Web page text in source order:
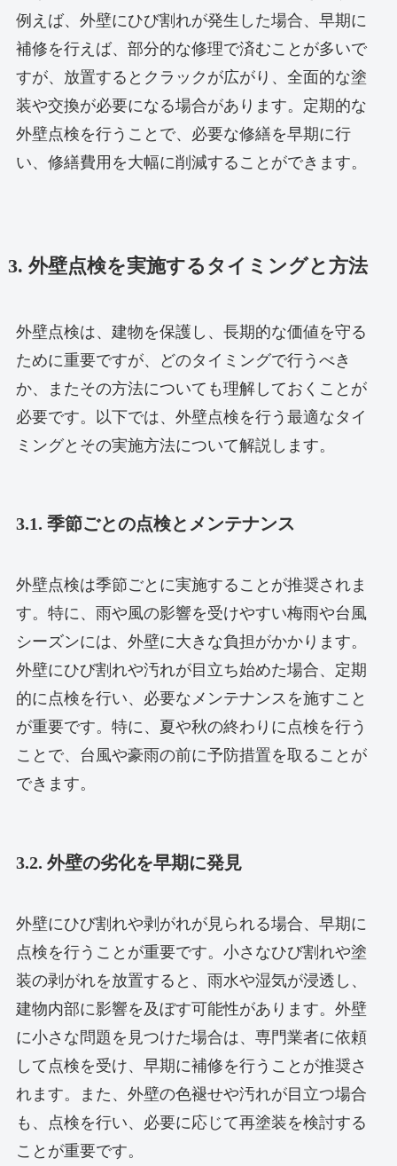
例えば、外壁にひび割れが発生した場合、早期に
補修を行えば、部分的な修理で済むことが多いで
すが、放置するとクラックが広がり、全面的な塗
装や交換が必要になる場合があります。定期的な
外壁点検を行うことで、必要な修繕を早期に行
い、修繕費用を大幅に削減することができます。
3. 外壁点検を実施するタイミングと方法
外壁点検は、建物を保護し、長期的な価値を守る
ために重要ですが、どのタイミングで行うべき
か、またその方法についても理解しておくことが
必要です。以下では、外壁点検を行う最適なタイ
ミングとその実施方法について解説します。
3.1. 季節ごとの点検とメンテナンス
外壁点検は季節ごとに実施することが推奨されま
す。特に、雨や風の影響を受けやすい梅雨や台風
シーズンには、外壁に大きな負担がかかります。
外壁にひび割れや汚れが目立ち始めた場合、定期
的に点検を行い、必要なメンテナンスを施すこと
が重要です。特に、夏や秋の終わりに点検を行う
ことで、台風や豪雨の前に予防措置を取ることが
できます。
3.2. 外壁の劣化を早期に発見
外壁にひび割れや剥がれが見られる場合、早期に
点検を行うことが重要です。小さなひび割れや塗
装の剥がれを放置すると、雨水や湿気が浸透し、
建物内部に影響を及ぼす可能性があります。外壁
に小さな問題を見つけた場合は、専門業者に依頼
して点検を受け、早期に補修を行うことが推奨さ
れます。また、外壁の色褪せや汚れが目立つ場合
も、点検を行い、必要に応じて再塗装を検討する
ことが重要です。